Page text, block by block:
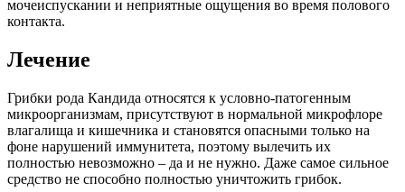
мочеиспускании и неприятные ощущения во время полового
контакта.
Лечение
Грибки рода Кандида относятся к условно-патогенным
микроорганизмам, присутствуют в нормальной микрофлоре
влагалища и кишечника и становятся опасными только на
фоне нарушений иммунитета, поэтому вылечить их
полностью невозможно – да и не нужно. Даже самое сильное
средство не способно полностью уничтожить грибок.